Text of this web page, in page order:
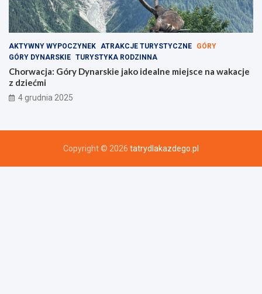
AKTYWNY WYPOCZYNEK ATRAKCJE TURYSTYCZNE
GÓRY
GÓRY DYNARSKIE TURYSTYKA RODZINNA
Chorwacja: Góry Dynarskie jako idealne miejsce na wakacje
z dziećmi
4 grudnia 2025
Copyright © 2026 tatrydlakazdego.pl